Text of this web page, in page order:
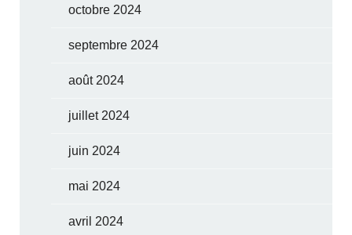
octobre 2024
septembre 2024
août 2024
juillet 2024
juin 2024
mai 2024
avril 2024